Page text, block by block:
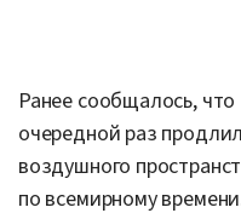
Ранее сообщалось,
очередной раз
воздушного
по всемирному